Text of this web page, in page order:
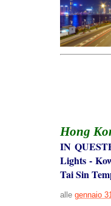
Hong
IN
Lights-
Tai Sin
alle gennaio